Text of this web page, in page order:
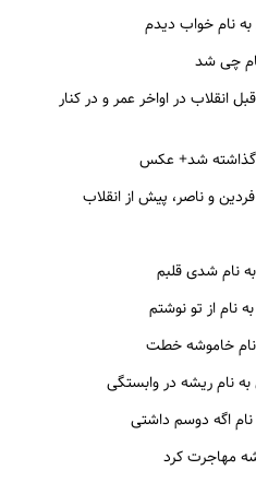
به نام خواب دیدم
چی شد
انقلاب در اواخر عمر و در کنار
گذاشته شد+ عکس
و ناصر، پیش از انقلاب
نام شدی قلبم
نام از تو نوشتم
نام خاموشه خطت
نام ریشه در وابستگی
نام اگه دوسم داشتی
مهاجرت کرد